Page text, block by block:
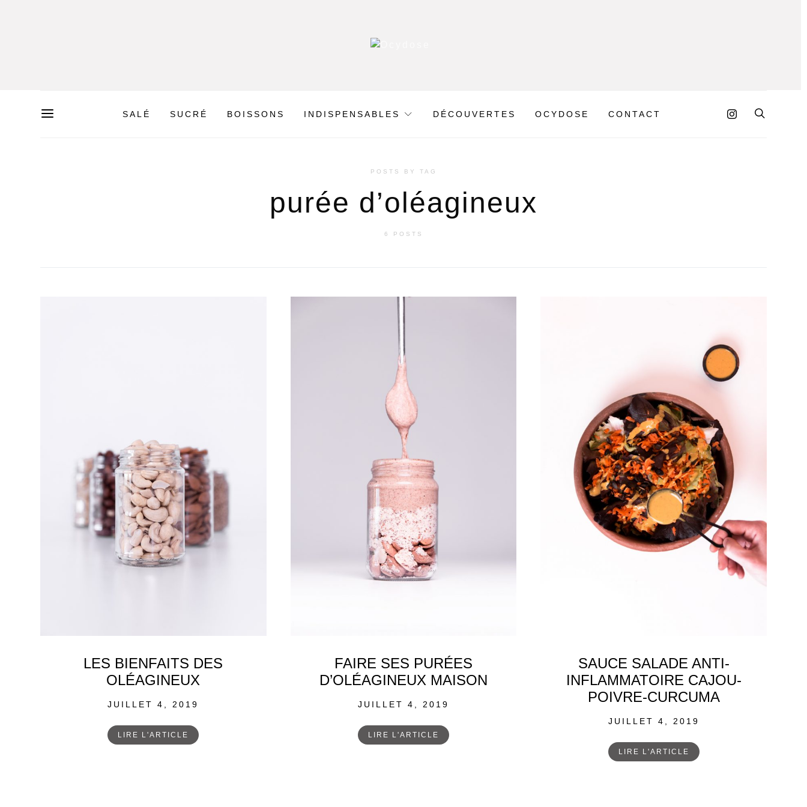
SALÉ SUCRÉ BOISSONS INDISPENSABLES DÉCOUVERTES OCYDOSE CONTACT
POSTS BY TAG
purée d’oléagineux
6 POSTS
LES BIENFAITS DES
OLÉAGINEUX
POSTED
JUILLET 4, 2019
LIRE L'ARTICLE
FAIRE SES PURÉES
D’OLÉAGINEUX MAISON
POSTED
JUILLET 4, 2019
LIRE L'ARTICLE
SAUCE SALADE ANTI-
INFLAMMATOIRE CAJOU-
POIVRE-CURCUMA
POSTED
JUILLET 4, 2019
LIRE L'ARTICLE